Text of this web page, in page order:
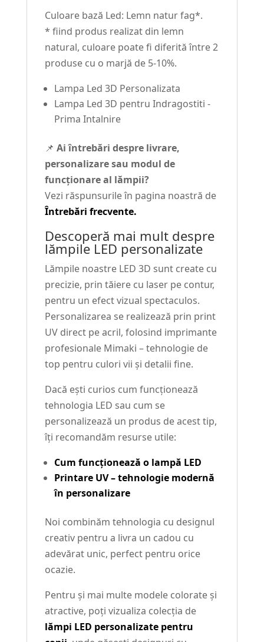
Culoare bază Led: Lemn natur fag*.
* fiind produs realizat din lemn
natural, culoare poate fi diferită între 2
produse cu o marjă de 5-10%.
Lampa Led 3D Personalizata
Lampa Led 3D pentru Indragostiti -
Prima Intalnire
📌 Ai întrebări despre livrare,
personalizare sau modul de
funcționare al lămpii?
Vezi răspunsurile în pagina noastră de
Întrebări frecvente.
Descoperă mai mult despre
lămpile LED personalizate
Lămpile noastre LED 3D sunt create cu
precizie, prin tăiere cu laser pe contur,
pentru un efect vizual spectaculos.
Personalizarea se realizează prin print
UV direct pe acril, folosind imprimante
profesionale Mimaki – tehnologie de
top pentru culori vii și detalii fine.
Dacă ești curios cum funcționează
tehnologia LED sau cum se
personalizează un produs de acest tip,
îți recomandăm resurse utile:
Cum funcționează o lampă LED
Printare UV – tehnologie modernă
în personalizare
Noi combinăm tehnologia cu designul
creativ pentru a livra un cadou cu
adevărat unic, perfect pentru orice
ocazie.
Pentru și mai multe modele colorate și
atractive, poți vizualiza colecția de
lămpi LED personalizate pentru